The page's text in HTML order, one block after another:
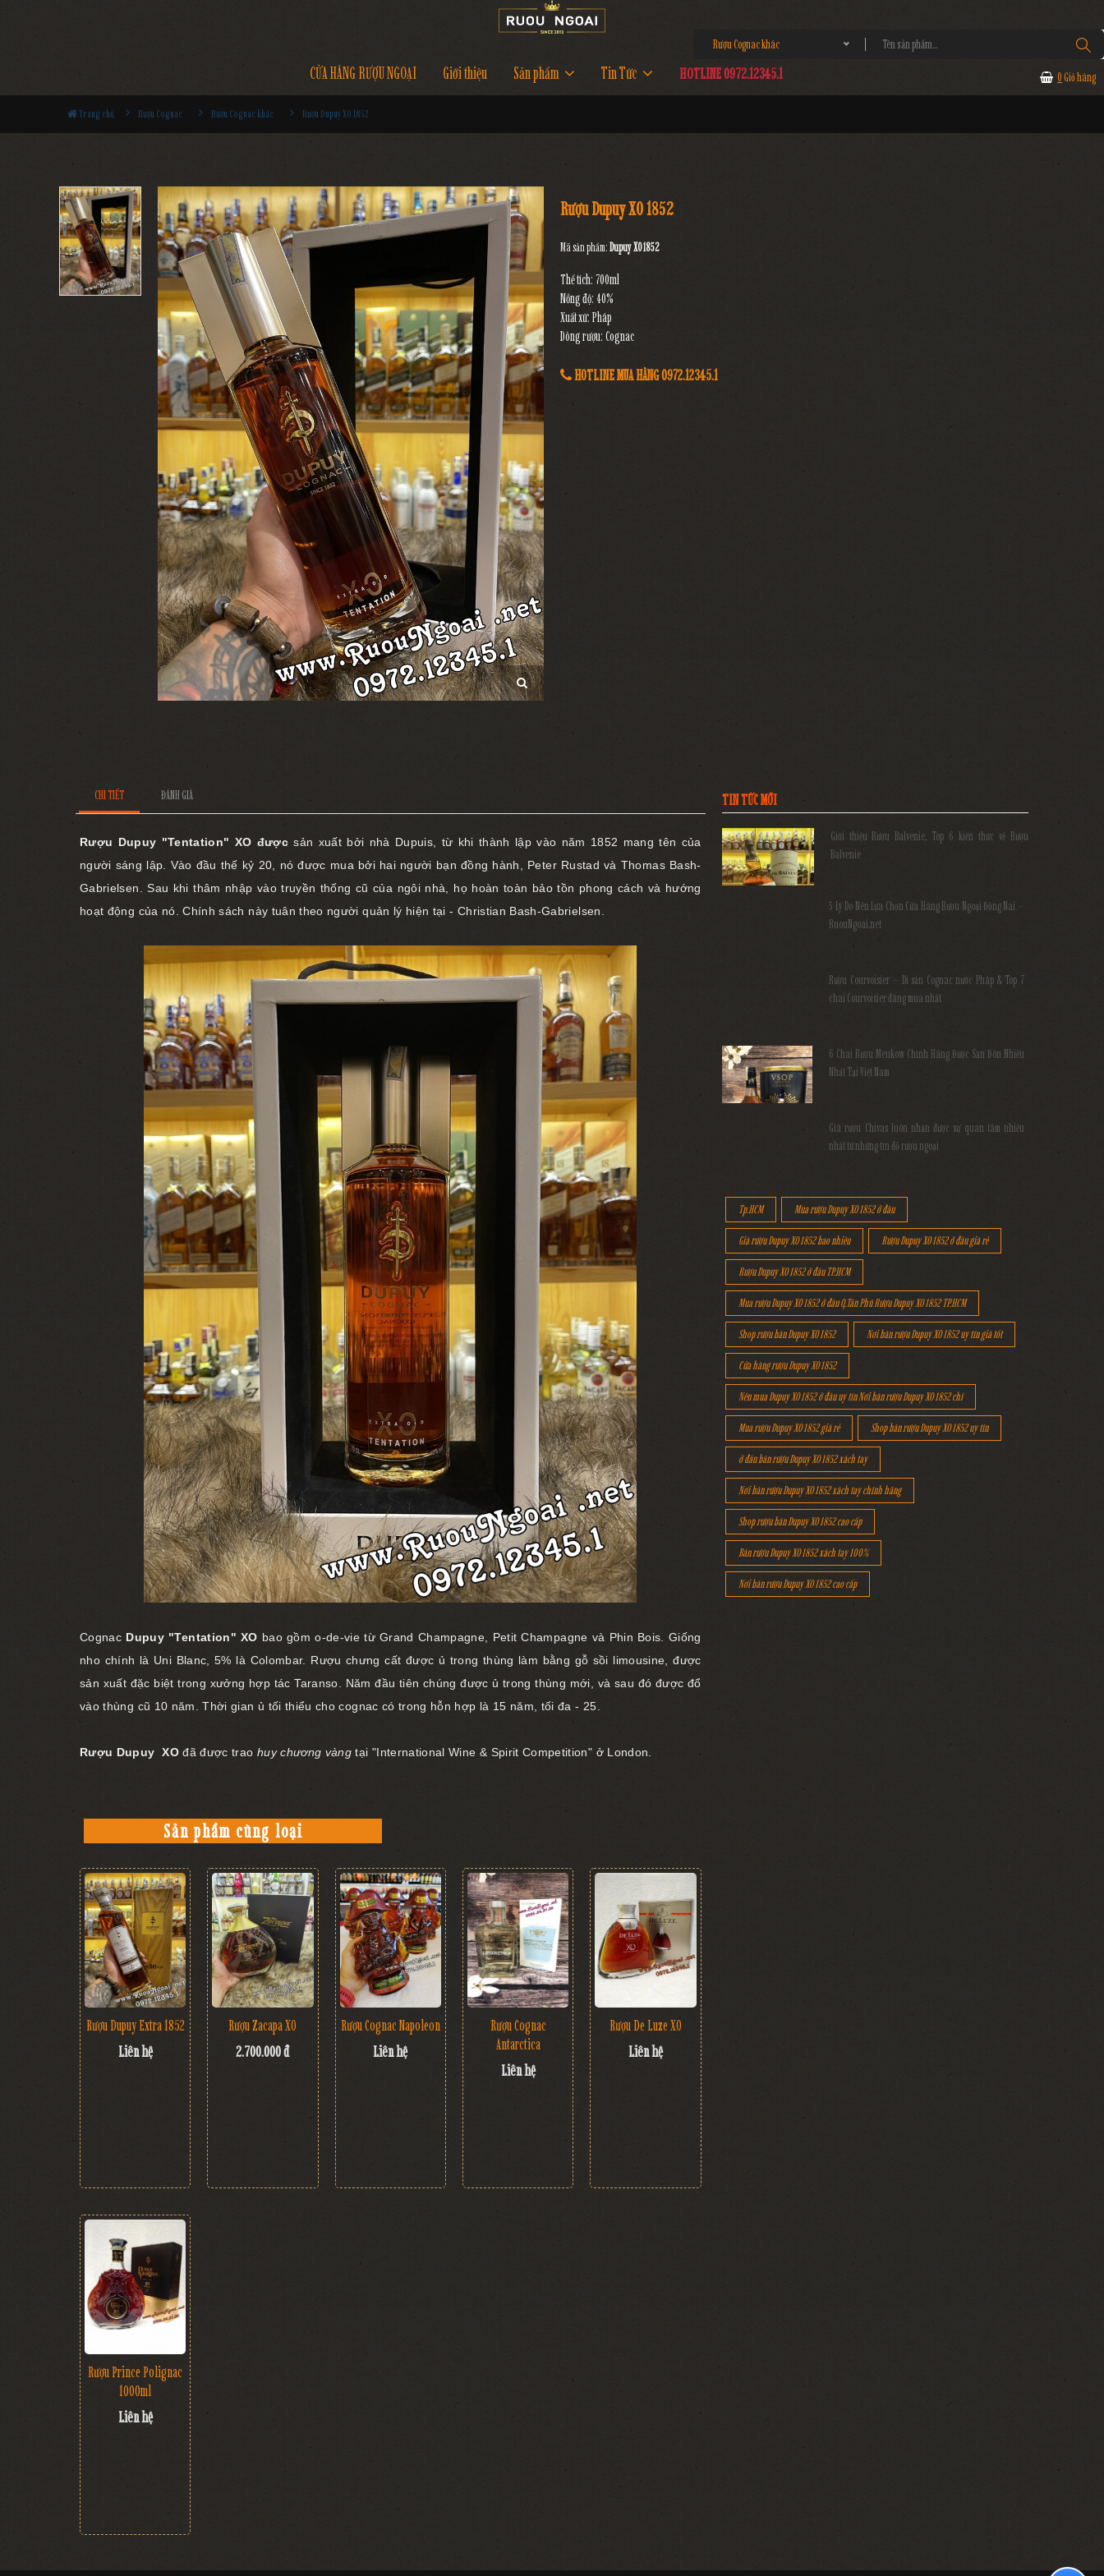
Rượu Cognac khác
CỬA HÀNG RƯỢU NGOẠI Giới thiệu Sản phẩm Tin Tức HOTLINE 0972.12345.1 0 Giỏ hàng
Trang chủ Rượu Cognac Rượu Cognac khác Rượu Dupuy XO 1852
Rượu Dupuy XO 1852
Mã sản phẩm:Dupuy XO 1852
Thể tích: 700ml
Nồng độ: 40%
Xuất xứ: Pháp
Dòng rượu: Cognac
HOTLINE MUA HÀNG 0972.12345.1
CHI TIẾT ĐÁNH GIÁ
Rượu Dupuy "Tentation" XO được sản xuất bởi nhà Dupuis, từ khi thành lập vào năm 1852 mang tên của
người sáng lập. Vào đầu thế kỷ 20, nó được mua bởi hai người bạn đồng hành, Peter Rustad và Thomas Bash-
Gabrielsen.Sau khi thâm nhập vào truyền thống cũ của ngôi nhà, họ hoàn toàn bảo tồn phong cách và hướng
hoạt động của nó.Chính sách này tuân theo người quản lý hiện tại - Christian Bash-Gabrielsen.
Cognac Dupuy "Tentation" XO bao gồm o-de-vie từ Grand Champagne, Petit Champagne và Phin Bois. Giống
nho chính là Uni Blanc, 5% là Colombar. Rượu chưng cất được ủ trong thùng làm bằng gỗ sồi limousine, được
sản xuất đặc biệt trong xưởng hợp tác Taranso. Năm đầu tiên chúng được ủ trong thùng mới, và sau đó được đổ
vào thùng cũ 10 năm.Thời gian ủ tối thiểu cho cognac có trong hỗn hợp là 15 năm, tối đa - 25.
Rượu Dupuy XOđã được trao huy chương vàng tại "International Wine & Spirit Competition" ở London.
Sản phẩm cùng loại
Rượu Dupuy Extra 1852
Liên hệ
Rượu Zacapa XO
2.700.000 đ
Rượu Cognac Napoleon
Liên hệ
Rượu Cognac
Antarctica
Liên hệ
Rượu De Luze XO
Liên hệ
Rượu Prince Polignac
1000ml
Liên hệ
TIN TỨC MỚI
Giới thiệu Rượu Balvenie, Top 6 kiến thức về Rượu
Balvenie
5 Lý Do Nên Lựa Chọn Cửa Hàng Rượu Ngoại Đồng Nai –
RuouNgoai.net
Rượu Courvoisier – Di sản Cognac nước Pháp & Top 7
chai Courvoisier đáng mua nhất
6 Chai Rượu Meukow Chính Hãng Được Săn Đón Nhiều
Nhất Tại Việt Nam
Giá rượu Chivas luôn nhận được sự quan tâm nhiều
nhất từ những tín đồ rượu ngoại
Tp.HCM Mua rượu Dupuy XO 1852 ở đâu
Giá rượu Dupuy XO 1852 bao nhiêu Rượu Dupuy XO 1852 ở đâu giá rẻ
Rượu Dupuy XO 1852 ở đâu TP.HCM
Mua rượu Dupuy XO 1852 ở đâu Q.Tân Phú Rượu Dupuy XO 1852 TP.HCM
Shop rượu bán Dupuy XO 1852 Nơi bán rượu Dupuy XO 1852 uy tín giá tốt
Cửa hàng rượu Dupuy XO 1852
Nên mua Dupuy XO 1852 ở đâu uy tín Nơi bán rượu Dupuy XO 1852 chí
Mua rượu Dupuy XO 1852 giá rẻ Shop bán rượu Dupuy XO 1852 uy tín
ở đâu bán rượu Dupuy XO 1852 xách tay
Nơi bán rượu Dupuy XO 1852 xách tay chính hãng
Shop rượu bán Dupuy XO 1852 cao cấp
Bán rượu Dupuy XO 1852 xách tay 100%
Nơi bán rượu Dupuy XO 1852 cao cấp